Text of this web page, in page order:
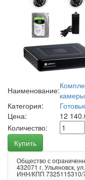
Наименование:
Категория:
Цена:
12
Количество:
Купить
Общество с
432071 г. Ульяновск,
ИНН/КПП 7325115310/